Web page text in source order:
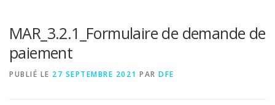
RESSOURCES DOCUMENTAIRES
MAR_3.2.1_Formulaire de demande de
paiement
PUBLIÉ LE 27 SEPTEMBRE 2021 PAR DFE